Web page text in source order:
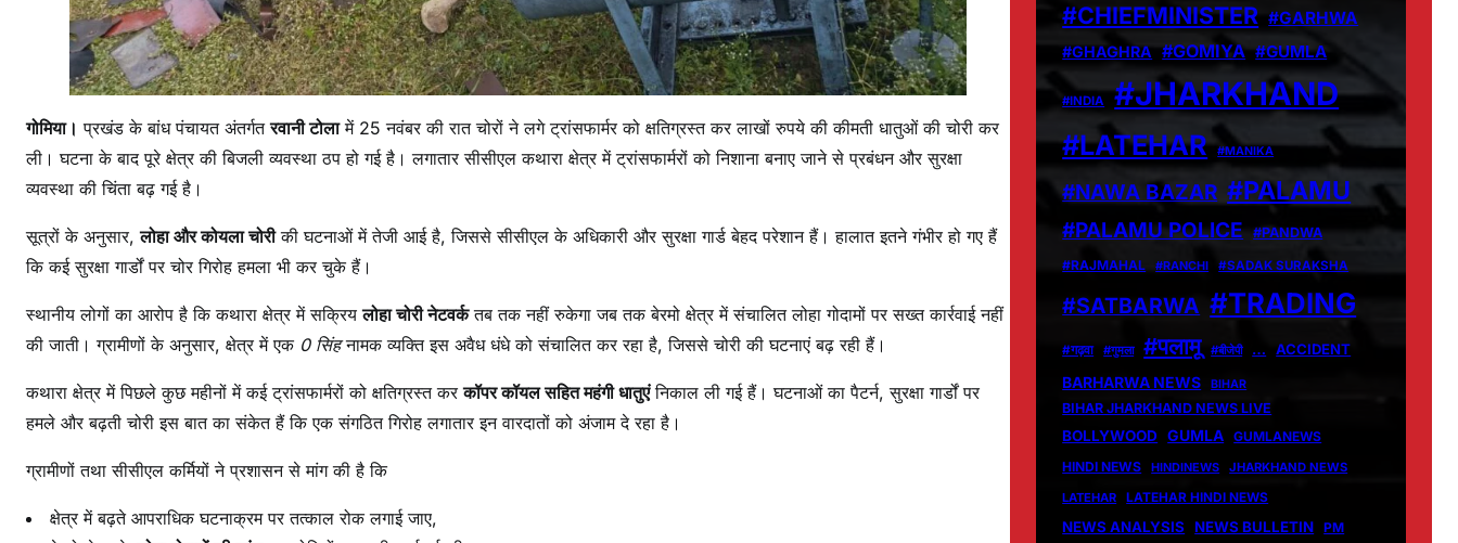
गोमिया। प्रखंड के बांध पंचायत अंतर्गतरवानी टोलामें 25 नवंबर की रात चोरों ने लगे ट्रांसफार्मर को क्षतिग्रस्त कर लाखों रुपये की कीमती धातुओं की चोरी कर
ली। घटना के बाद पूरे क्षेत्र की बिजली व्यवस्था ठप हो गई है। लगातार सीसीएल कथारा क्षेत्र में ट्रांसफार्मरों को निशाना बनाए जाने से प्रबंधन और सुरक्षा
व्यवस्था की चिंता बढ़ गई है।
सूत्रों के अनुसार,लोहा और कोयला चोरीकी घटनाओं में तेजी आई है, जिससे सीसीएल के अधिकारी और सुरक्षा गार्ड बेहद परेशान हैं। हालात इतने गंभीर हो गए हैं
कि कई सुरक्षा गार्डों पर चोर गिरोह हमला भी कर चुके हैं।
स्थानीय लोगों का आरोप है कि कथारा क्षेत्र में सक्रियलोहा चोरी नेटवर्कतब तक नहीं रुकेगा जब तक बेरमो क्षेत्र में संचालित लोहा गोदामों पर सख्त कार्रवाई नहीं
की जाती। ग्रामीणों के अनुसार, क्षेत्र में एक 0 सिंहनामक व्यक्ति इस अवैध धंधे को संचालित कर रहा है, जिससे चोरी की घटनाएं बढ़ रही हैं।
कथारा क्षेत्र में पिछले कुछ महीनों में कई ट्रांसफार्मरों को क्षतिग्रस्त करकॉपर कॉयल सहित महंगी धातुएंनिकाल ली गई हैं। घटनाओं का पैटर्न, सुरक्षा गार्डों पर
हमले और बढ़ती चोरी इस बात का संकेत हैं कि एक संगठित गिरोह लगातार इन वारदातों को अंजाम दे रहा है।
ग्रामीणों तथा सीसीएल कर्मियों ने प्रशासन से मांग की है कि
क्षेत्र में बढ़ते आपराधिक घटनाक्रम पर तत्काल रोक लगाई जाए,
#CHIEFMINISTER #GARHWA
#GHAGHRA #GOMIYA #GUMLA
#INDIA #JHARKHAND
#LATEHAR #MANIKA
#NAWA BAZAR #PALAMU
#PALAMU POLICE
#PANDWA
#RAJMAHAL
#RANCHI #SADAK SURAKSHA
#SATBARWA #TRADING
#गढ़वा #गुमला #पलामू #बीजेपी … ACCIDENT
BARHARWA NEWS BIHAR
BIHAR JHARKHAND NEWS LIVE
BOLLYWOOD GUMLA
GUMLANEWS
HINDI NEWS
HINDINEWS
JHARKHAND NEWS
LATEHAR
LATEHAR HINDI NEWS
NEWS ANALYSIS NEWS BULLETIN
PM